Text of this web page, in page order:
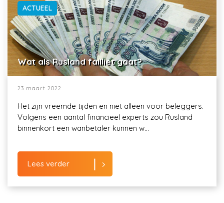
ACTUEEL
Wat als Rusland failliet gaat?
23 maart 2022
Het zijn vreemde tijden en niet alleen voor beleggers.
Volgens een aantal financieel experts zou Rusland
binnenkort een wanbetaler kunnen w...
Lees verder